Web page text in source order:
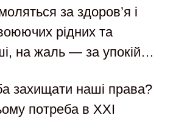
за здоров’я і
рідних та
на жаль — за упокій…
захищати наші права?
потреба в ХХІ